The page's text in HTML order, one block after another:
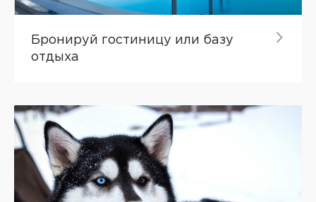
Бронируй гостиницу или базу
отдыха